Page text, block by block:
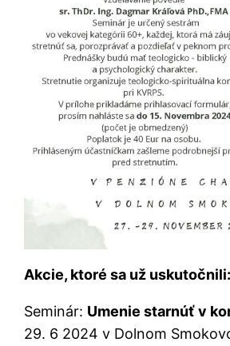
Akcie, ktoré sa už uskutočnili:
Seminár: Umenie starnúť v
29. 6 2024 v Dolnom